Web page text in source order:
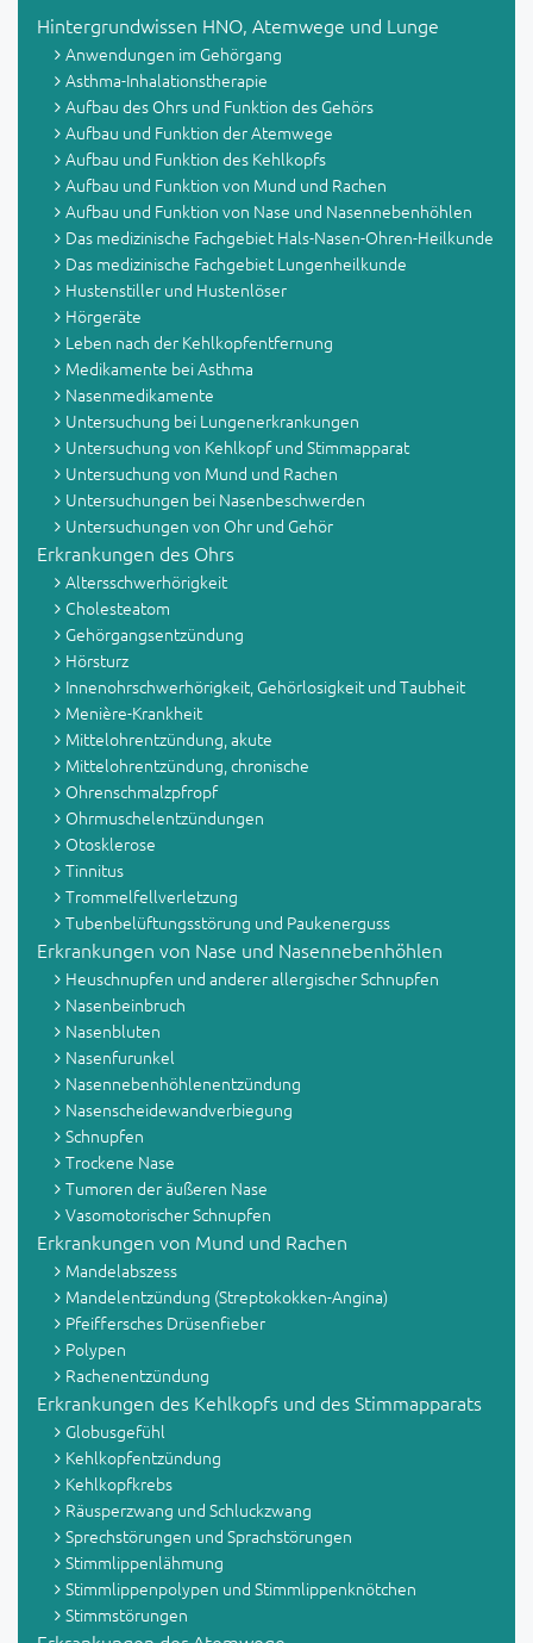
Hintergrundwissen HNO, Atemwege und Lunge
Anwendungen im Gehörgang
Asthma-Inhalationstherapie
Aufbau des Ohrs und Funktion des Gehörs
Aufbau und Funktion der Atemwege
Aufbau und Funktion des Kehlkopfs
Aufbau und Funktion von Mund und Rachen
Aufbau und Funktion von Nase und Nasennebenhöhlen
Das medizinische Fachgebiet Hals-Nasen-Ohren-Heilkunde
Das medizinische Fachgebiet Lungenheilkunde
Hustenstiller und Hustenlöser
Hörgeräte
Leben nach der Kehlkopfentfernung
Medikamente bei Asthma
Nasenmedikamente
Untersuchung bei Lungenerkrankungen
Untersuchung von Kehlkopf und Stimmapparat
Untersuchung von Mund und Rachen
Untersuchungen bei Nasenbeschwerden
Untersuchungen von Ohr und Gehör
Erkrankungen des Ohrs
Altersschwerhörigkeit
Cholesteatom
Gehörgangsentzündung
Hörsturz
Innenohrschwerhörigkeit, Gehörlosigkeit und Taubheit
Menière-Krankheit
Mittelohrentzündung, akute
Mittelohrentzündung, chronische
Ohrenschmalzpfropf
Ohrmuschelentzündungen
Otosklerose
Tinnitus
Trommelfellverletzung
Tubenbelüftungsstörung und Paukenerguss
Erkrankungen von Nase und Nasennebenhöhlen
Heuschnupfen und anderer allergischer Schnupfen
Nasenbeinbruch
Nasenbluten
Nasenfurunkel
Nasennebenhöhlenentzündung
Nasenscheidewandverbiegung
Schnupfen
Trockene Nase
Tumoren der äußeren Nase
Vasomotorischer Schnupfen
Erkrankungen von Mund und Rachen
Mandelabszess
Mandelentzündung (Streptokokken-Angina)
Pfeiffersches Drüsenfieber
Polypen
Rachenentzündung
Erkrankungen des Kehlkopfs und des Stimmapparats
Globusgefühl
Kehlkopfentzündung
Kehlkopfkrebs
Räusperzwang und Schluckzwang
Sprechstörungen und Sprachstörungen
Stimmlippenlähmung
Stimmlippenpolypen und Stimmlippenknötchen
Stimmstörungen